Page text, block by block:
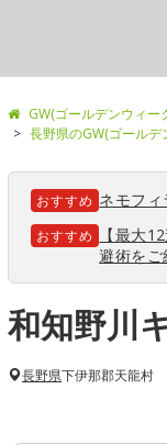
GW(ゴールデンウィー
長野県のGW(ゴールデ
おすすめ ネモフィ
おすすめ
【最大
避術をご
和知野川
長野県下伊那郡天龍村